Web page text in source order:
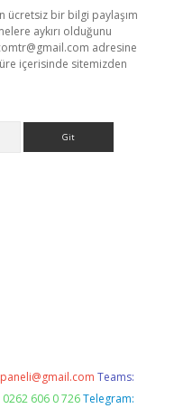
ücretsiz bir bilgi paylaşım
aykırı olduğunu
adresine
içerisinde sitemizden
Teams:
606 0 726 Telegram: